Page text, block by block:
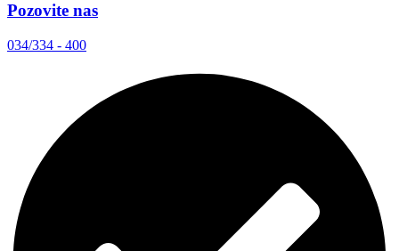
Pozovite nas
034/334 - 400